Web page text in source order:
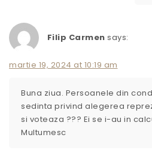
Filip Carmen says:
martie 19, 2024 at 10:19 am
Buna ziua. Persoanele din
sedinta privind alegerea
si voteaza ??? Ei se i-au in
Multumesc